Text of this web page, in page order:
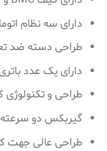
دارای سه نظام اتوماتیک 13
طراحی دسته ضد تعریق
دارای یک عدد
طراحی و تکنولوژی
گیربکس دو سرعته با
طراحی عالی جهت